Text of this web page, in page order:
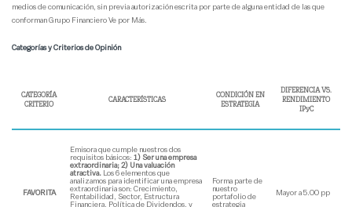
medios de comunicación, sin previa autorización escrita por parte de alguna entidad de las que
conforman Grupo Financiero Ve por Más.
Categorías y Criterios de Opinión
CATEGORÍA
CRITERIO
CARACTERÍSTICAS
CONDICIÓN EN
ESTRATEGIA
DIFERENCIA VS.
RENDIMIENTO
IPyC
FAVORITA
Emisora que cumple nuestros dos
requisitos básicos: 1) Ser una empresa
extraordinaria; 2) Una valuación
atractiva. Los 6 elementos que
analizamos para identificar una empresa
extraordinaria son: Crecimiento,
Rentabilidad, Sector, Estructura
Financiera, Política de Dividendos, y
Forma parte de
nuestro
portafolio de
estrategia
Mayor a 5.00 pp